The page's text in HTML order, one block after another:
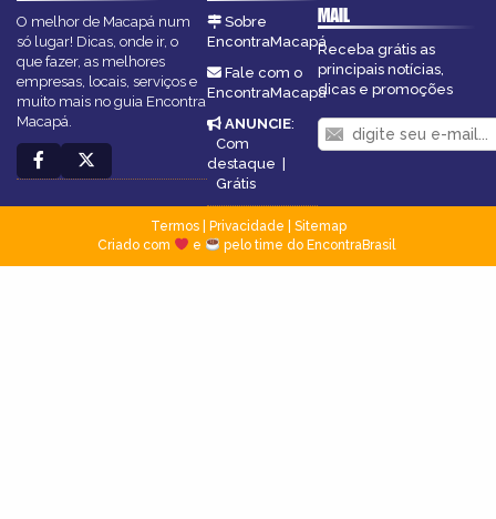
O melhor de Macapá num
só lugar! Dicas, onde ir, o
que fazer, as melhores
empresas, locais, serviços e
muito mais no guia Encontra
Macapá.
Sobre
EncontraMacapá
Fale com o
EncontraMacapá
ANUNCIE:
Com
destaque |
Grátis
MAIL
Receba grátis as
principais notícias,
dicas e promoções
Termos| Privacidade
Sitemap
Criado com
e pelo time do EncontraBrasil